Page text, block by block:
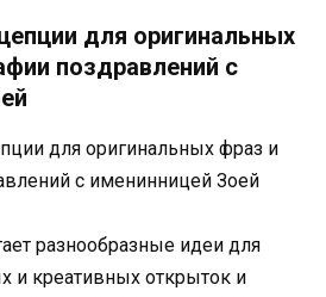
для оригинальных
поздравлений с
разнообразные идеи для
и креативных открыток и